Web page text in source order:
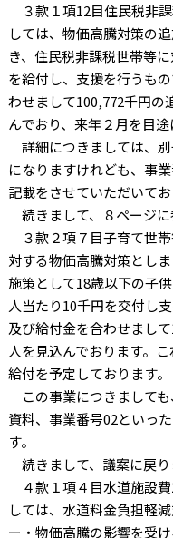
３款１項12目住民税非
しては、物価高騰対策の
き、住民税非課税世帯等
を給付し、支援を行うも
わせまして100,772千円の
んでおり、来年２月を目
詳細につきましては、
になりますけれども、事
記載をさせていただいてお
続きまして、８ページに
３款２項７目子育て世
対する物価高騰対策とし
施策として18歳以下の子
人当たり10千円を交付し
及び給付金を合わせまして
人を見込んでおります。
給付を予定しております。
この事業につきまして
資料、事業番号02といっ
す。
続きまして、議案に戻り
４款１項４目水道施設費
しては、水道料金負担軽
ー・物価高騰の影響を受